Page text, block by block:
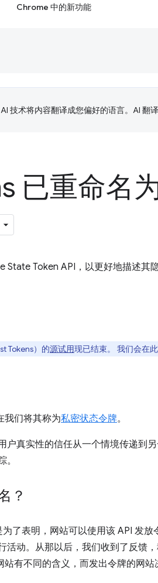
Chrome 中的新功能
技术将内容翻译成您偏好的语言。AI 翻译
已重命名
State Token API，以更好地描述其
Tokens）的源试用现已结束。 我们会在
我们将其称为私密状态令牌。
户真实性的信任从一个情境传递到
？
为了表明，网站可以使用该 API 发
活动。从那以后，我们收到了反馈
有不同的含义，而发出令牌的网站